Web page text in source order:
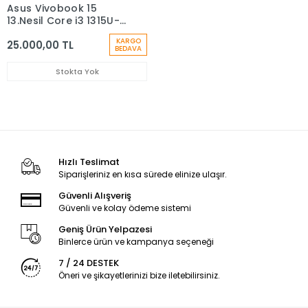
Asus Vivobook 15
13.Nesil Core i3 1315U-
15.6inc-W11
25.000,00 TL KARGO
BEDAVA
Stokta Yok
Hızlı Teslimat
Siparişleriniz en kısa sürede elinize ulaşır.
Güvenli Alışveriş
Güvenli ve kolay ödeme sistemi
Geniş Ürün Yelpazesi
Binlerce ürün ve kampanya seçeneği
7 / 24 DESTEK
Öneri ve şikayetlerinizi bize iletebilirsiniz.